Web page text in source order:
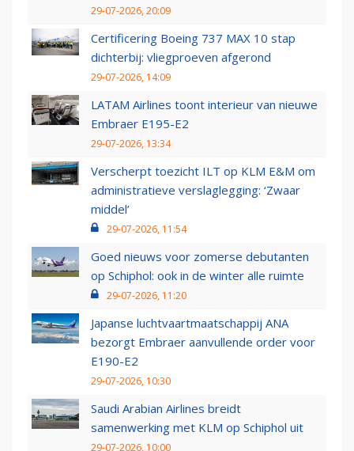
29-07-2026, 20:09
Certificering Boeing 737 MAX 10 stap
dichterbij: vliegproeven afgerond
29-07-2026, 14:09
LATAM Airlines toont interieur van nieuwe
Embraer E195-E2
29-07-2026, 13:34
Verscherpt toezicht ILT op KLM E&M om
administratieve verslaglegging: ‘Zwaar
middel’
29-07-2026, 11:54
Goed nieuws voor zomerse debutanten
op Schiphol: ook in de winter alle ruimte
29-07-2026, 11:20
Japanse luchtvaartmaatschappij ANA
bezorgt Embraer aanvullende order voor
E190-E2
29-07-2026, 10:30
Saudi Arabian Airlines breidt
samenwerking met KLM op Schiphol uit
29-07-2026, 10:00